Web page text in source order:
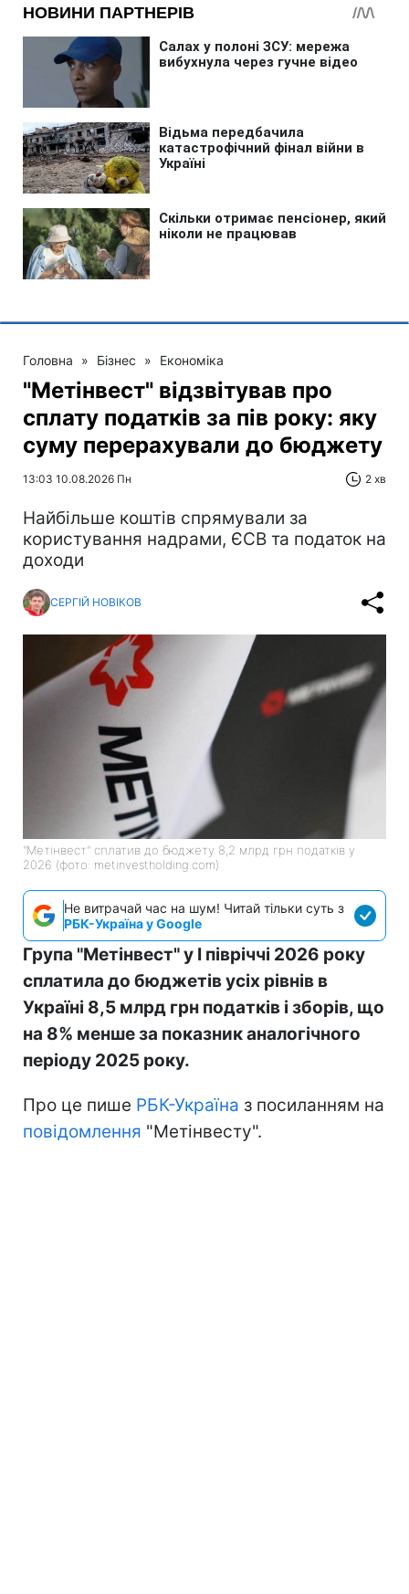
Головна » Бізнес » Економіка
"Метінвест" відзвітував про
сплату податків за пів року: яку
суму перерахували до бюджету
13:03 10.08.2026 Пн 2 хв
Найбільше коштів спрямували за
користування надрами, ЄСВ та податок на
доходи
СЕРГІЙ НОВІКОВ
"Метінвест" сплатив до бюджету 8,2 млрд грн податків у
2026 (фото: metinvestholding.com)
Не витрачай час на шум! Читай тільки суть з
РБК-Україна у Google
Група "Метінвест" у I півріччі 2026 року
сплатила до бюджетів усіх рівнів в
Україні 8,5 млрд грн податків і зборів, що
на 8% менше за показник аналогічного
періоду 2025 року.
Про це пише РБК-Україна з посиланням на
повідомлення "Метінвесту".